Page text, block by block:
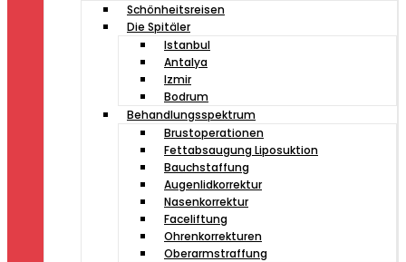
Schönheitsreisen
Die Spitäler
Istanbul
Antalya
Izmir
Bodrum
Behandlungsspektrum
Brustoperationen
Fettabsaugung Liposuktion
Bauchstaffung
Augenlidkorrektur
Nasenkorrektur
Faceliftung
Ohrenkorrekturen
Oberarmstraffung